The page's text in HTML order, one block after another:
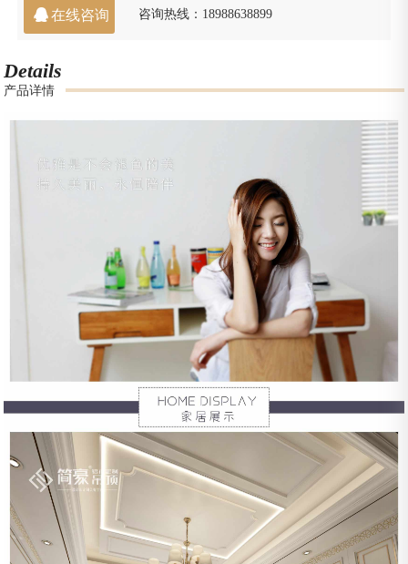
 在线咨询 咨询热线：18988638899
Details
产品详情